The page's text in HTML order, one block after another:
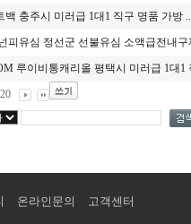
충주시 미러급 1대1 직구 명품 가방 ..
피유심 정선군 선불유심 소액급전내구
루이비통캐리올 평택시 미러급 1대1
20
온라인문의 고객센터